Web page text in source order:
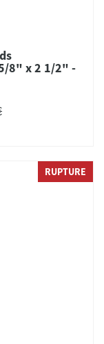
8" x 2 1/2" -
RUPTURE